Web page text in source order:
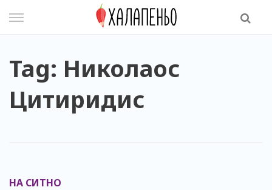
Tag: Николаос
Цитиридис
НА СИТНО